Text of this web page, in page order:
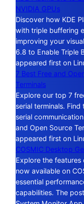
NVIDIA GPUs
Discover how KDE
with triple buffering
improving your
6.8 to Enable Triple
appeared first on
7 Best Free and
Terminals
Explore our top 7
serial terminals.
serial
and Open Source
appeared first on
COSMIC Desktop
Explore the
now available on
essential
capabilities. The